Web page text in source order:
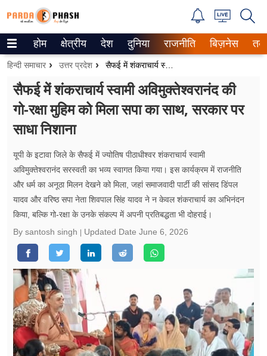
Trending on Google News
ePaper
वेब स्टोरीज
उत्तर प्रदेश
गैलरी
वीडियो
रिलेशनशिप
जीवन मंत्रा
फूड
सेहत
ब्‍यूटी
होम क्षेत्रीय देश दुनिया राजनीति बिज़नेस
हिन्दी समाचार उत्तर प्रदेश सैफई में शंकराचार्य स्वामी अविमुक्तेश्वरानंद की गो-रक्षा मुहिम को मिला सपा का साथ, सरकार पर साधा निशाना
सैफई में शंकराचार्य स्वामी अविमुक्तेश्वरानंद की
गो-रक्षा मुहिम को मिला सपा का साथ, सरकार पर
साधा निशाना
यूपी के इटावा जिले के सैफई में ज्योतिष पीठाधीश्वर शंकराचार्य स्वामी
अविमुक्तेश्वरानंद सरस्वती का भव्य स्वागत किया गया। इस कार्यक्रम में राजनीति
और धर्म का अनूठा मिलन देखने को मिला, जहां समाजवादी पार्टी की सांसद डिंपल
यादव और वरिष्ठ सपा नेता शिवपाल सिंह यादव ने न केवल शंकराचार्य का अभिनंदन
किया, बल्कि गो-रक्षा के उनके संकल्प में अपनी प्रतिबद्धता भी दोहराई।
By santosh singh
Updated Date June 6, 2026